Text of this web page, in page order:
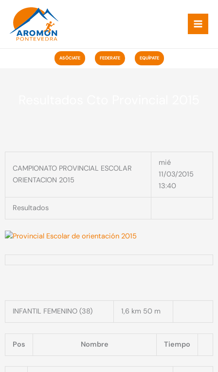
contido
ASÓCIATE FEDERATE EQUÍPATE
CAMPIONATO PROVINCIAL ESCOLAR
ORIENTACION 2015
mié
11/03/2015
13:40
Resultados
INFANTIL FEMENINO (38) 1,6 km 50 m
Pos Nombre Tiempo